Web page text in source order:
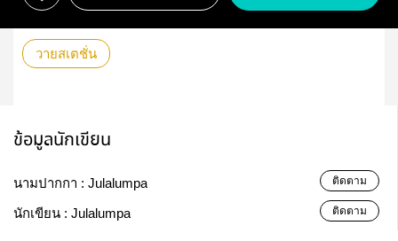
วายสเตชั่น
ข้อมูลนักเขียน
นามปากกา : Julalumpa ติดตาม
นักเขียน : Julalumpa ติดตาม